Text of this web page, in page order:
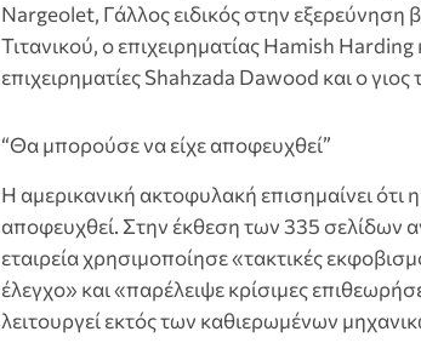
Nargeolet, Γάλλος ειδικός στην
Τιτανικού, ο επιχειρηματίας Hamish
επιχειρηματίες Shahzada Dawood και ο
“Θα μπορούσε να είχε αποφευχθεί”
Η αμερικανική ακτοφυλακή επισημαίνει ότι
αποφευχθεί. Στην έκθεση των 335 σελίδων
εταιρεία χρησιμοποίησε «τακτικές
έλεγχο» και «παρέλειψε κρίσιμες
λειτουργεί εκτός των καθιερωμένων